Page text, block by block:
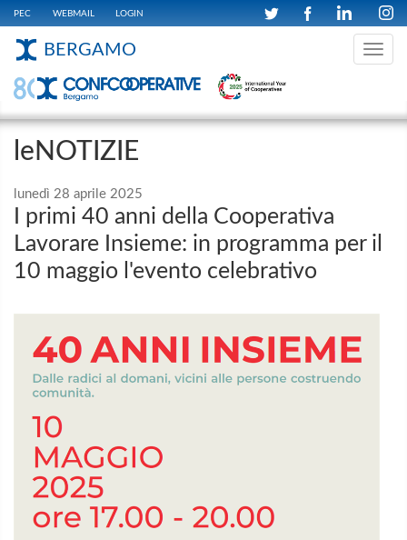
PEC WEBMAIL LOGIN
Toggle
BERGAMO
leNOTIZIE
lunedì 28 aprile 2025
I primi 40 anni della Cooperativa
Lavorare Insieme: in programma per il
10 maggio l'evento celebrativo